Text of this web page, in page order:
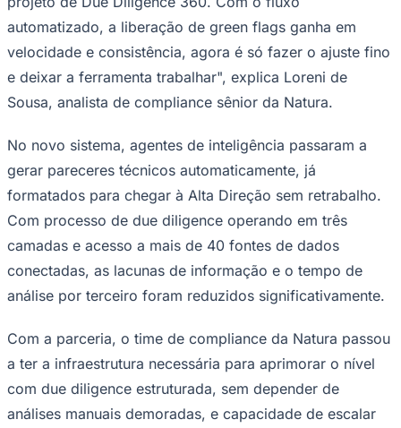
Corinthians
automatizado, a liberação de green flags ganha em
velocidade e consistência, agora é só fazer o ajuste fino
e deixar a ferramenta trabalhar", explica Loreni de
Sousa, analista de compliance sênior da Natura.
No novo sistema, agentes de inteligência passaram a
gerar pareceres técnicos automaticamente, já
formatados para chegar à Alta Direção sem retrabalho.
Com processo de due diligence operando em três
camadas e acesso a mais de 40 fontes de dados
conectadas, as lacunas de informação e o tempo de
análise por terceiro foram reduzidos significativamente.
Com a parceria, o time de compliance da Natura passou
a ter a infraestrutura necessária para aprimorar o nível
com due diligence estruturada, sem depender de
análises manuais demoradas, e capacidade de escalar